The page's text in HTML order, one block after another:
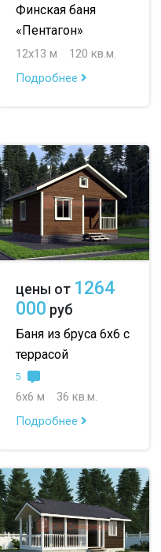
Финская баня
«Пентагон»
12х13 м
120 кв.м.
Подробнее
цены от 1264
000 руб
Баня из бруса 6х6 с
террасой
5
6х6 м
36 кв.м.
Подробнее